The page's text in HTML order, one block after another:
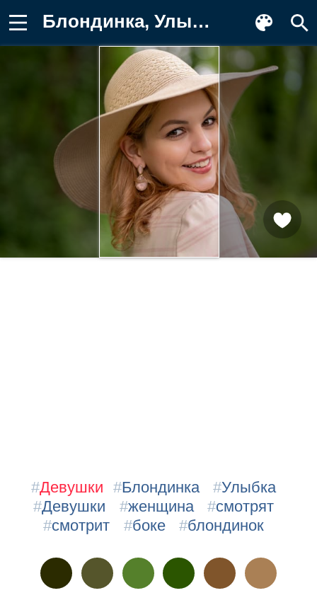
Блондинка, Улыбка, Девушки, женщина Заставка на телефон
#Девушки #Блондинка #Улыбка
#Девушки #женщина #смотрят
#смотрит #боке #блондинок